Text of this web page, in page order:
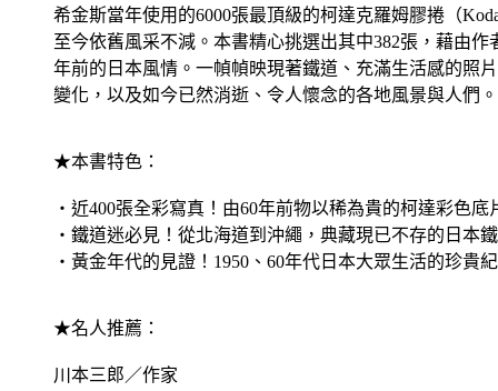
希金斯當年使用的6000張最頂級的柯達克羅姆膠捲（
至今依舊風采不減。本書精心挑選出其中382張，藉由
年前的日本風情。一幀幀映現著鐵道、充滿生活感的照
變化，以及如今已然消逝、令人懷念的各地風景與人們。
★本書特色：
‧近400張全彩寫真！由60年前物以稀為貴的柯達彩色底
‧鐵道迷必見！從北海道到沖繩，典藏現已不存的日本
‧黃金年代的見證！1950、60年代日本大眾生活的珍貴
★名人推薦：
川本三郎／作家